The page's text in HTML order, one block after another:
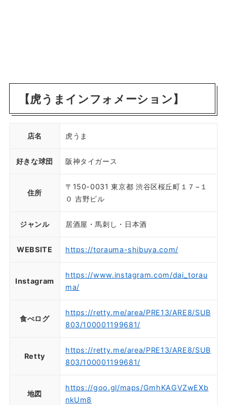
【虎うまインフォメーション】
店名 虎うま
好きな球団 阪神タイガース
住所
〒150-0031 東京都 渋谷区桜丘町１７−１
０ 吉野ビル
ジャンル 居酒屋・馬刺し・日本酒
WEBSITE https://torauma-shibuya.com/
Instagram
https://www.instagram.com/dai_torau
ma/
食べログ
https://retty.me/area/PRE13/ARE8/SUB
803/100001199681/
Retty
https://retty.me/area/PRE13/ARE8/SUB
803/100001199681/
地図
https://goo.gl/maps/GmhKAGVZwEXb
nkUm8